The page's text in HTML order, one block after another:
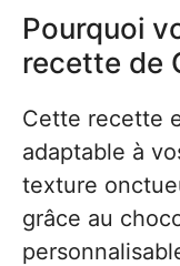
Pourquoi
recette de
Cette recette
adaptable à
texture
grâce au